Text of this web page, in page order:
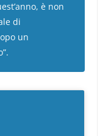
è non
di
un